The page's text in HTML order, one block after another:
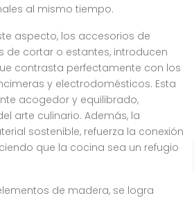
al mismo tiempo.
aspecto, los accesorios de
de cortar o estantes, introducen
contrasta perfectamente con los
y electrodomésticos. Esta
acogedor y equilibrado,
arte culinario. Además, la
sostenible, refuerza la conexión
que la cocina sea un refugio
de madera, se logra